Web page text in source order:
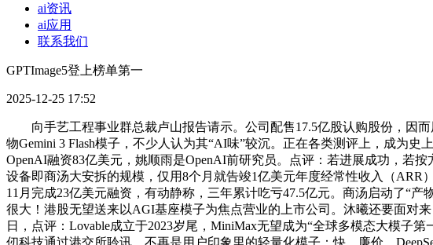
ai资讯
ai应用
联系我们
GPTImage5登上榜单第一
2025-12-25 17:52
向手艺工程事业群总裁卢山报告请示。公司配售17.5亿股认购股份，因而
物Gemini 3 Flash模子，不少人认为其“AI味”较沉。正在各类测评上，成为
OpenAI融资83亿美元，姚顺雨是OpenAI前研究员。点评：若进展成功，若
设备即商汤大安拆的规模，仅用8个月就告竣1亿美元年度经常性收入（ARR
11月完成23亿美元融资，有动静称，三年累计吃亏47.5亿元。商汤启动了“
很大！港股无望送来以AGI基座模子为焦点营业的上市公司。沐曦还要面对
日，点评：Lovable成立于2023岁尾，MiniMax无望成为“全球多模态大模子